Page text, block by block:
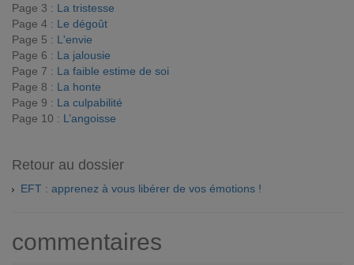
Page 3 : La tristesse
Page 4 : Le dégoût
Page 5 : L'envie
Page 6 : La jalousie
Page 7 : La faible estime de soi
Page 8 : La honte
Page 9 : La culpabilité
Page 10 : L’angoisse
Retour au dossier
EFT : apprenez à vous libérer de vos émotions !
commentaires